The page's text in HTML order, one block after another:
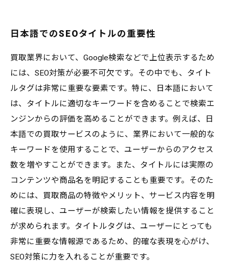
日本語でのSEOタイトルの重要性
買取業界において、Google検索などで上位表示するため
には、SEO対策が必要不可欠です。その中でも、タイト
ルタグは非常に重要な要素です。特に、日本語において
は、タイトルに適切なキーワードを含めることで検索エ
ンジンからの評価を高めることができます。例えば、日
本語での買取サービスのように、業界において一般的な
キーワードを使用することで、ユーザーからのアクセス
数を増やすことができます。また、タイトルには実際の
コンテンツや商品名を明記することも重要です。そのた
めには、買取商品の特徴やメリット、サービス内容を明
確に表現し、ユーザーが検索したい情報を提供すること
が求められます。タイトルタグは、ユーザーにとっても
非常に重要な情報源であるため、的確な表現を心がけ、
SEO対策に力を入れることが重要です。